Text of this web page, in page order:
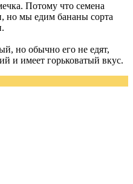
Потому что семена
но мы едим бананы сорта
но обычно его не едят,
и имеет горьковатый вкус.